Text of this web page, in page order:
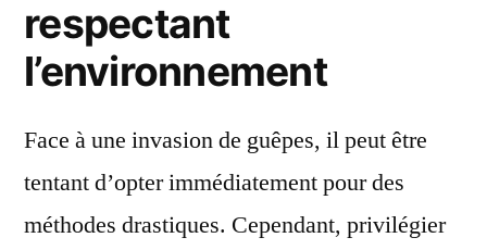
respectant
l’environnement
Face à une invasion de guêpes, il peut être
tentant d’opter immédiatement pour des
méthodes drastiques. Cependant, privilégier